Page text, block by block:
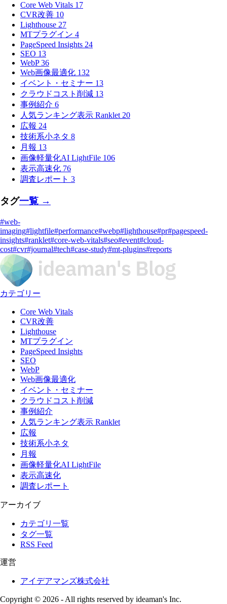
Core Web Vitals 17
CVR改善 10
Lighthouse 27
MTプラグイン 4
PageSpeed Insights 24
SEO 13
WebP36
Web画像最適化 132
イベント・セミナー 13
クラウドコスト削減 13
事例紹介 6
人気ランキング表示 Ranklet 20
広報 24
技術系小ネタ 8
月報 13
画像軽量化AI LightFile 106
表示高速化 76
調査レポート 3
タグ一覧 →
#web-
imaging#lightfile#performance#webp#lighthouse#pr#pagespeed-
insights#ranklet#core-web-vitals#seo#event#cloud-
cost#cvr#journal#tech#case-study#mt-plugins#reports
カテゴリー
Core Web Vitals
CVR改善
Lighthouse
MTプラグイン
PageSpeed Insights
SEO
WebP
Web画像最適化
イベント・セミナー
クラウドコスト削減
事例紹介
人気ランキング表示 Ranklet
広報
技術系小ネタ
月報
画像軽量化AI LightFile
表示高速化
調査レポート
アーカイブ
カテゴリ一覧
タグ一覧
RSS Feed
運営
アイデアマンズ株式会社
Copyright © 2026 - All rights reserved by ideaman's Inc.